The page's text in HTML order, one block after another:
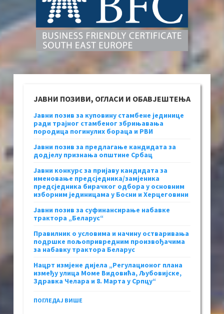
ЈАВНИ ПОЗИВИ, ОГЛАСИ И ОБАВЈЕШТЕЊА
Јавни позив за куповину стамбене јединице
ради трајног стамбеног збрињавања
породица погинулих бораца и РВИ
Јавни позив за предлагање кандидата за
додјелу признања општине Србац
Јавни конкурс за пријаву кандидата за
именовање предсједника/замјеника
предсједника бирачког одбора у основним
изборним јединицама у Босни и Херцеговини
Јавни позив за суфинансирање набавке
трактора „Беларус“
Правилник о условима и начину остваривања
подршке пољопривредним произвођачима
за набавку трактора Беларус
Нацрт измјене дијела „Регулационог плана
између улица Моме Видовића, Љубовијске,
Здравка Челара и 8. Марта у Српцу“
ПОГЛЕДАЈ ВИШЕ